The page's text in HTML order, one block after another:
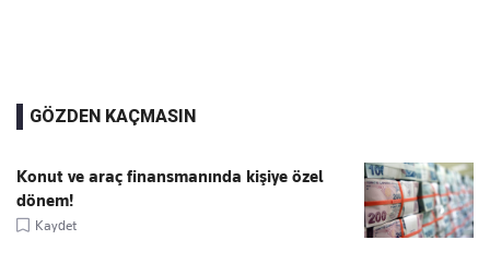
GÖZDEN KAÇMASIN
Konut ve araç finansmanında kişiye özel
dönem!
Kaydet